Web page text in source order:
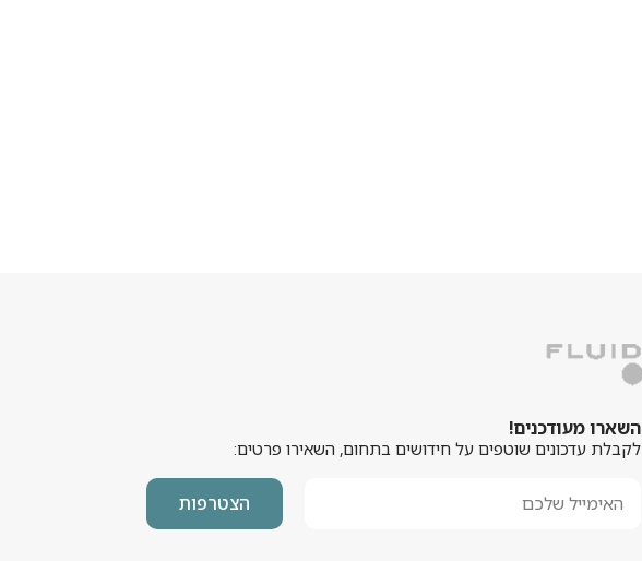
השארו מעודכנים!
לקבלת עדכונים שוטפים על חידושים בתחום, השאירו פרטים:
הצטרפות